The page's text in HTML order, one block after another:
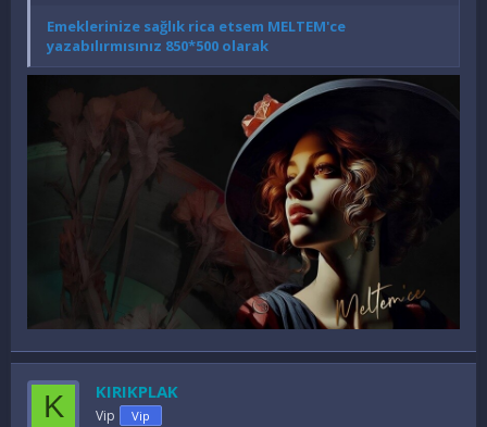
Emeklerinize sağlık rica etsem MELTEM'ce
yazabılırmısınız 850*500 olarak
K KIRIKPLAK
Vip Vip